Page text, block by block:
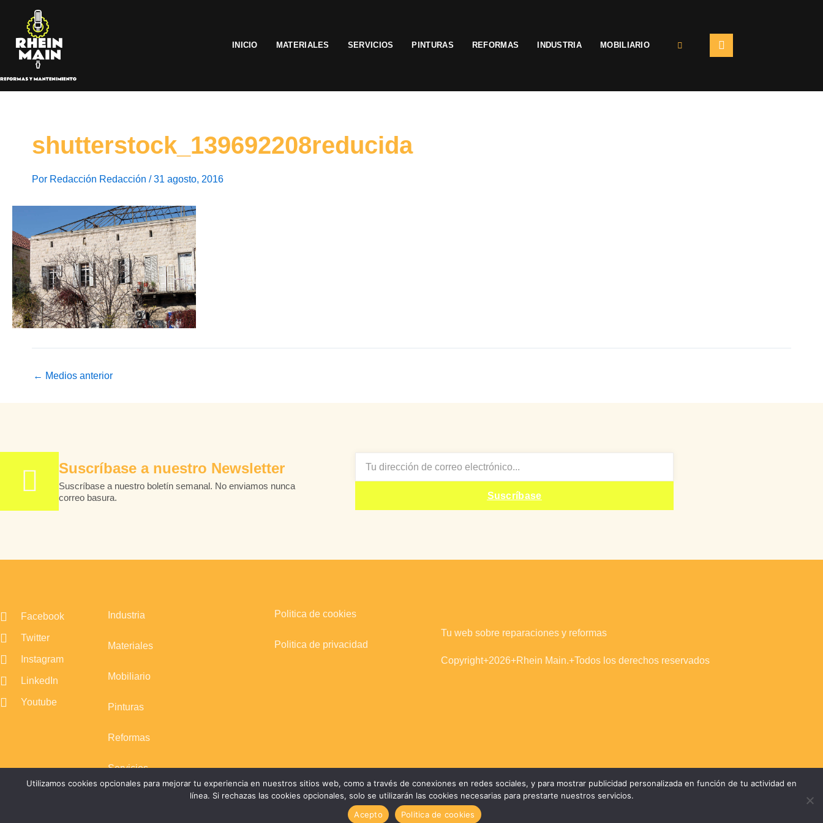
contenido
INICIO MATERIALES SERVICIOS PINTURAS REFORMAS INDUSTRIA MOBILIARIO
shutterstock_139692208reducida
Por Redacción Redacción /31 agosto, 2016
← Medios anterior
Suscríbase a nuestro Newsletter
Suscríbase a nuestro boletín semanal. No enviamos nunca
correo basura.
Suscríbase
Facebook
Twitter
Instagram
LinkedIn
Youtube
Industria
Materiales
Mobiliario
Pinturas
Reformas
Servicios
Politica de cookies
Politica de privacidad
Tu web sobre reparaciones y reformas
Copyright+2026+Rhein Main.+Todos los derechos reservados
Utilizamos cookies opcionales para mejorar tu experiencia en nuestros sitios web, como a través de conexiones en redes sociales, y para mostrar publicidad personalizada en función de tu actividad en
línea. Si rechazas las cookies opcionales, solo se utilizarán las cookies necesarias para prestarte nuestros servicios.
Acepto
Politica de cookies